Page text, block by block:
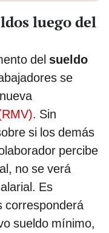
luego del
del sueldo
se
. Sin
si los demás
percibe
no se verá
Es
corresponderá
sueldo mínimo,